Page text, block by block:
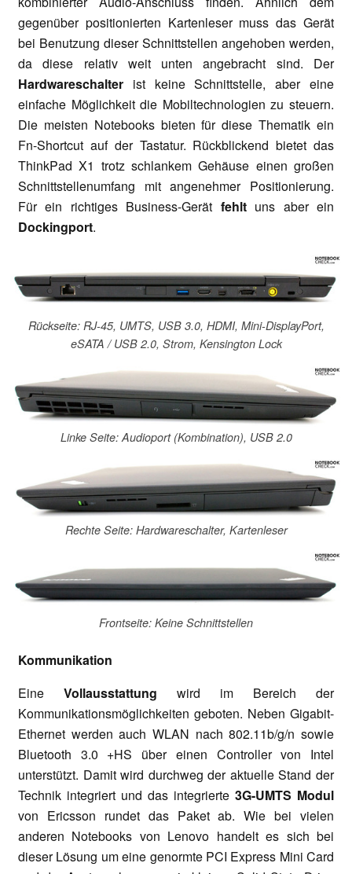
gegenüber positionierten Kartenleser muss das Gerät
bei Benutzung dieser Schnittstellen angehoben werden,
da diese relativ weit unten angebracht sind. Der
Hardwareschalter ist keine Schnittstelle, aber eine
einfache Möglichkeit die Mobiltechnologien zu steuern.
Die meisten Notebooks bieten für diese Thematik ein
Fn-Shortcut auf der Tastatur. Rückblickend bietet das
ThinkPad X1 trotz schlankem Gehäuse einen großen
Schnittstellenumfang mit angenehmer Positionierung.
Für ein richtiges Business-Gerät fehltuns aber ein
Dockingport.
Rückseite: RJ-45, UMTS, USB 3.0, HDMI, Mini-DisplayPort,
eSATA / USB 2.0, Strom, Kensington Lock
Linke Seite: Audioport (Kombination), USB 2.0
Rechte Seite: Hardwareschalter, Kartenleser
Frontseite: Keine Schnittstellen
Kommunikation
Eine Vollausstattung wird im Bereich der
Kommunikationsmöglichkeiten geboten. Neben Gigabit-
Ethernet werden auch WLAN nach 802.11b/g/n sowie
Bluetooth 3.0 +HS über einen Controller von Intel
unterstützt. Damit wird durchweg der aktuelle Stand der
Technik integriert und das integrierte 3G-UMTS Modul
von Ericsson rundet das Paket ab. Wie bei vielen
anderen Notebooks von Lenovo handelt es sich bei
dieser Lösung um eine genormte PCI Express Mini Card